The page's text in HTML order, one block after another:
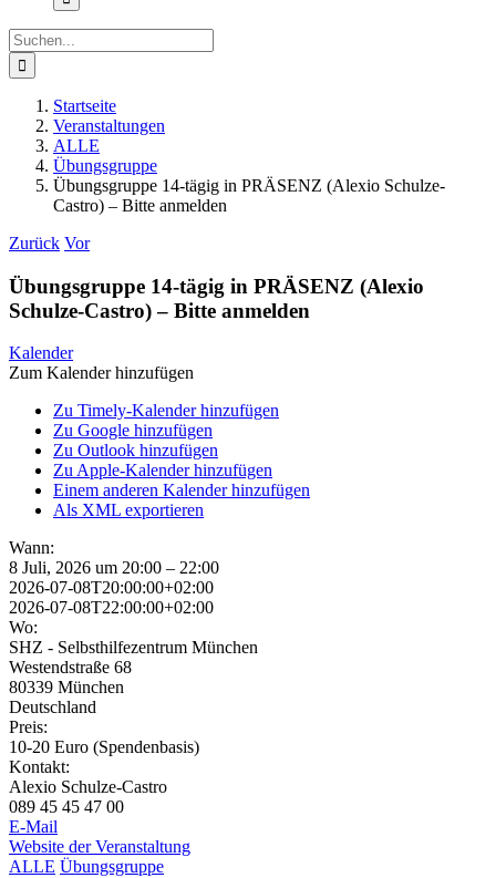
Suche
nach:
Startseite
Veranstaltungen
ALLE
Übungsgruppe
Übungsgruppe 14-tägig in PRÄSENZ (Alexio Schulze-
Castro) – Bitte anmelden
Zurück Vor
Übungsgruppe 14-tägig in PRÄSENZ (Alexio
Schulze-Castro) – Bitte anmelden
Kalender
Zum Kalender hinzufügen
Zu Timely-Kalender hinzufügen
Zu Google hinzufügen
Zu Outlook hinzufügen
Zu Apple-Kalender hinzufügen
Einem anderen Kalender hinzufügen
Als XML exportieren
Wann:
8 Juli, 2026 um 20:00 – 22:00
2026-07-08T20:00:00+02:00
2026-07-08T22:00:00+02:00
Wo:
SHZ - Selbsthilfezentrum München
Westendstraße 68
80339 München
Deutschland
Preis:
10-20 Euro (Spendenbasis)
Kontakt:
Alexio Schulze-Castro
089 45 45 47 00
E-Mail
Website der Veranstaltung
ALLE Übungsgruppe